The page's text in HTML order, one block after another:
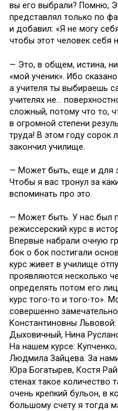
вы его выбрали? Помню,
представлял только по
и добавил: «Я не могу
чтобы этот человек себя
— Это, в общем, истина,
«мой ученик». Ибо
а учителя ты выбираешь
учителях не…
сложный, потому что то,
в огромной степени
труда! В этом году сорок
закончил училище.
— Может быть, еще и для
Чтобы я вас тронул за
вспоминать про это.
— Может быть. У нас был
режиссерский курс в
Впервые набрали очную
бок о бок постигали
курс живет в училище
проявляются несколько
определять потом его
курс того-то и того-то».
совершенно
Константиновны
Дыховичный, Нина
На нашем курсе:
Людмила Зайцева. За
Юра Богатырев, Костя
стенах такое
очень крепкий бульон, в
большому счету я тогда